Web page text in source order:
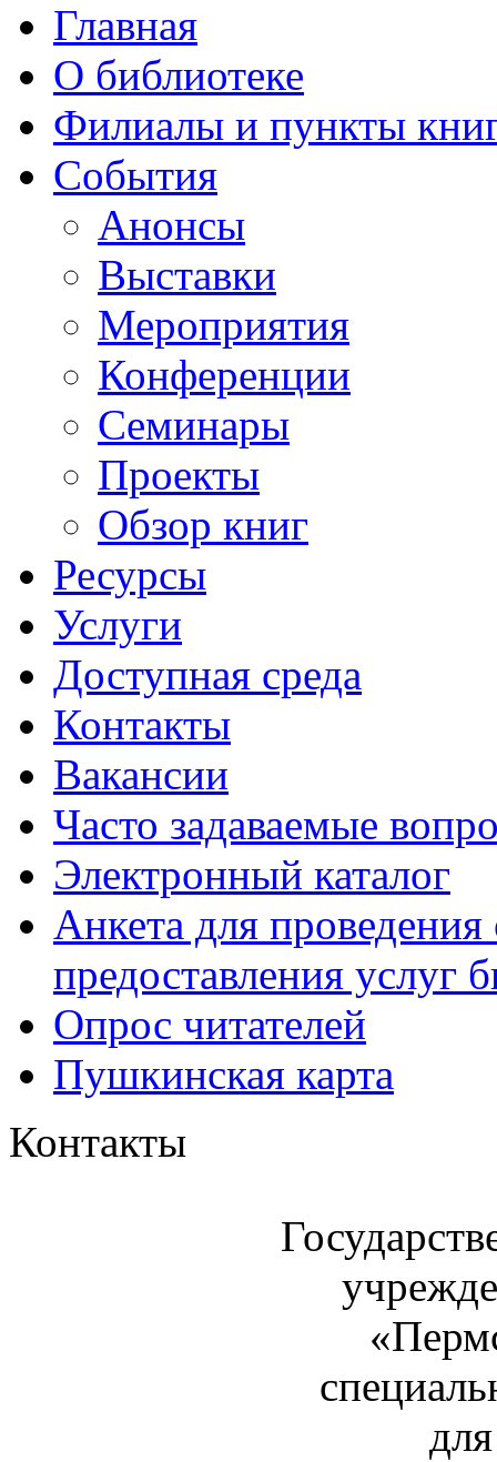
Главная
О библиотеке
Филиалы и пункты
События
Анонсы
Выставки
Мероприятия
Конференции
Семинары
Проекты
Обзор книг
Ресурсы
Услуги
Доступная среда
Контакты
Вакансии
Часто задаваемые
Электронный каталог
Анкета для проведения
предоставления услуг
Опрос читателей
Пушкинская карта
Контакты